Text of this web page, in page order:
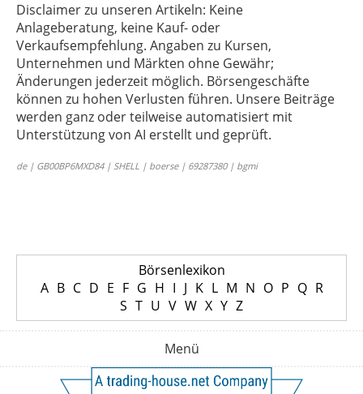
Disclaimer zu unseren Artikeln: Keine
Anlageberatung, keine Kauf- oder
Verkaufsempfehlung. Angaben zu Kursen,
Unternehmen und Märkten ohne Gewähr;
Änderungen jederzeit möglich. Börsengeschäfte
können zu hohen Verlusten führen. Unsere Beiträge
werden ganz oder teilweise automatisiert mit
Unterstützung von AI erstellt und geprüft.
de | GB00BP6MXD84 | SHELL | boerse | 69287380 | bgmi
Börsenlexikon
A B C D E F G H I J K L M N O P Q R
S T U V W X Y Z
Menü